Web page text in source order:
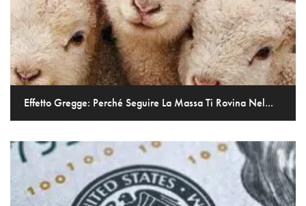
Effetto Gregge: Perché Seguire La Massa Ti Rovina Nel...